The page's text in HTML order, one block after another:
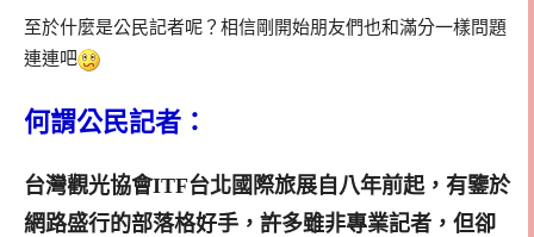
至於什麼是公民記者呢？相信剛開始朋友們也和滿分一樣問題
連連吧
何謂公民記者：
台灣觀光協會ITF台北國際旅展自八年前起，有鑒於
網路盛行的部落格好手，許多雖非專業記者，但卻